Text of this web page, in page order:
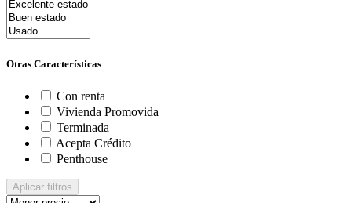
Otras Características
Con renta
Vivienda Promovida
Terminada
Acepta Crédito
Penthouse
Aplicar filtros